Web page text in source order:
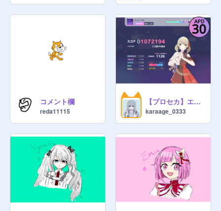
天馬咲希
@Yumeusagi_Rei
@
@tukasa_517
@GOD_Ayumin
@AO_1818
@sigure_nono
@susi_72-o
@reda11115
@
コメント欄
reda11115
【プロセカ】エンパープル [APD Lv.30] Full Combo-
karaage_0333